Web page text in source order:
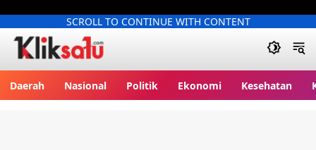
SCROLL TO CONTINUE WITH CONTENT
Daerah Nasional Politik Ekonomi Kesehatan